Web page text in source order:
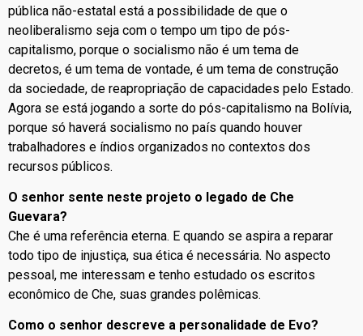
pública não-estatal está a possibilidade de que o
neoliberalismo seja com o tempo um tipo de pós-
capitalismo, porque o socialismo não é um tema de
decretos, é um tema de vontade, é um tema de construção
da sociedade, de reapropriação de capacidades pelo Estado.
Agora se está jogando a sorte do pós-capitalismo na Bolívia,
porque só haverá socialismo no país quando houver
trabalhadores e índios organizados no contextos dos
recursos públicos.
O senhor sente neste projeto o legado de Che
Guevara?
Che é uma referência eterna. E quando se aspira a reparar
todo tipo de injustiça, sua ética é necessária. No aspecto
pessoal, me interessam e tenho estudado os escritos
econômico de Che, suas grandes polêmicas.
Como o senhor descreve a personalidade de Evo?